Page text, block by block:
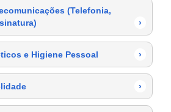
(Telefonia,
›
e Higiene Pessoal ›
›